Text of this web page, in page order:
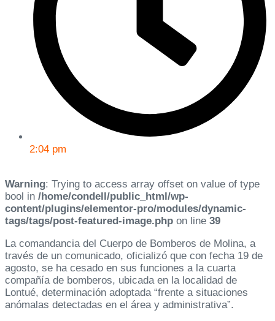
2:04 pm
Warning: Trying to access array offset on value of type
bool in /home/condell/public_html/wp-
content/plugins/elementor-pro/modules/dynamic-
tags/tags/post-featured-image.php on line 39
La comandancia del Cuerpo de Bomberos de Molina, a
través de un comunicado, oficializó que con fecha 19 de
agosto, se ha cesado en sus funciones a la cuarta
compañía de bomberos, ubicada en la localidad de
Lontué, determinación adoptada “frente a situaciones
anómalas detectadas en el área y administrativa”.